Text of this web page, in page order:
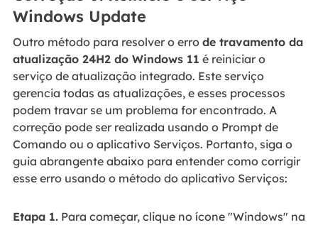
Windows Update
Outro método para resolver o erro de travamento da
atualização 24H2 do Windows 11 é reiniciar o
serviço de atualização integrado. Este serviço
gerencia todas as atualizações, e esses processos
podem travar se um problema for encontrado. A
correção pode ser realizada usando o Prompt de
Comando ou o aplicativo Serviços. Portanto, siga o
guia abrangente abaixo para entender como corrigir
esse erro usando o método do aplicativo Serviços:
Etapa 1.Para começar, clique no ícone "Windows" na